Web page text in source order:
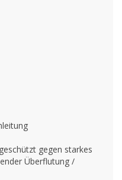
gegen starkes
Überflutung /